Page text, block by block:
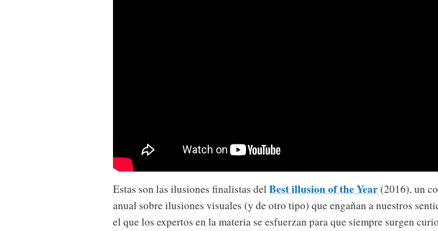
Estas son las ilusiones finalistas delBest illusion of the Year(2016), un
anual sobre ilusiones visuales (y de otro tipo) que engañan a nuestros
el que los expertos en la materia se esfuerzan para que siempre surgen